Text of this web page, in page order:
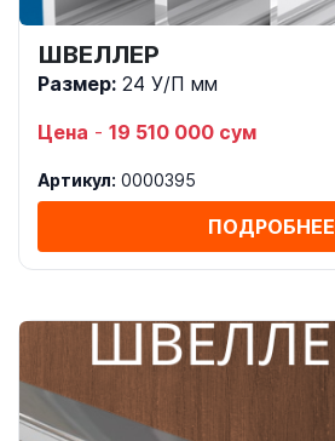
ШВЕЛЛЕР
Размер: 24 У/П мм
Цена - 19 510 000 сум
Артикул: 0000395
ПОДРОБНЕЕ